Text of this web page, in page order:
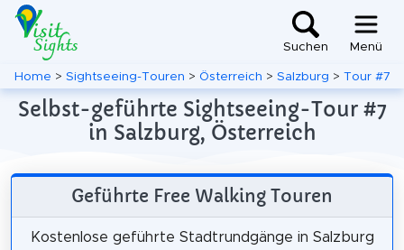
Suchen Menü
Home > Sightseeing-Touren > Österreich > Salzburg > Tour #7
Selbst-geführte Sightseeing-Tour #7
in Salzburg, Österreich
Geführte Free Walking Touren
Kostenlose geführte Stadtrundgänge in Salzburg